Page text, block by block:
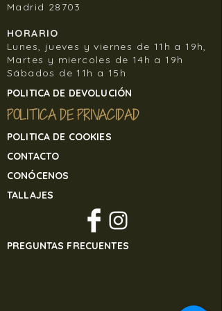
comprados en la web, no en tienda.
devolver la mercancía a Banjul Sisters
sin contactar previamente con
nosotros, de lo contrario, Banjul Sisters
no se hará responsable de la
mercancía recibida, si el cliente la
devuelve por sus propios medios, y sin
previo aviso.
Para devolver cualquier artículo de
enbanjulsisters@gmail.com
Madrid 28703
HORARIO
Lunes, jueves y viernes de 11h a 19h,
Martes y miercoles de 14h a 19h
Sábados de 11h a 15h
POLITICA DE DEVOLUCIÓN
POLITICA DE PRIVACIDAD
POLITICA DE COOKIES
CONTACTO
CONÓCENOS
TALLAJES
PREGUNTAS FRECUENTES